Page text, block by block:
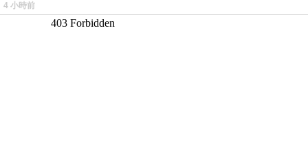
4 小時前